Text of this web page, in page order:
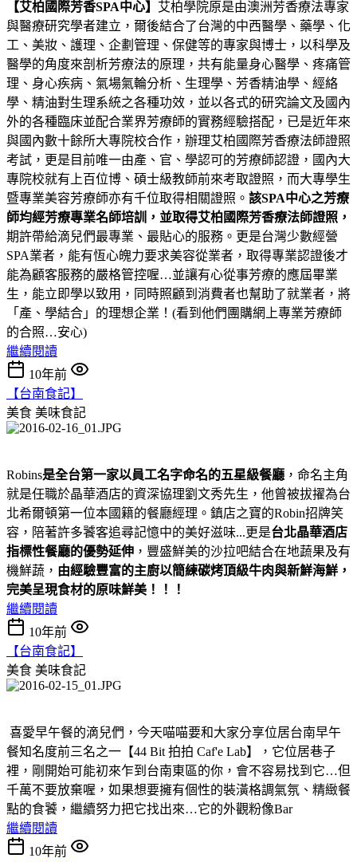
【艾柏國際芳香SPA中心】 艾柏學院原是由澳洲芳香療法專家
與醫療研究學者建立，爾後結合了台灣的中西醫學、藥學、化
工、美妝、護理、企劃管理、保健等的專家與博士，以科學及
醫學的角度來剖析芳療法的原理，共有能量身心醫學、疼痛管
理、身心疾病、氣場氣輪分析、生理學、芳香精油學、經絡
學、精油對生理系統之各種功效，並以各式的研究論文及國內
外的各種臨床並配合業界芳療師的實務經驗搭配，已是近年來
與國內數十餘所大專院校合作，辦理艾柏國際芳香療法師證照
考試，更是目前唯一由產、官、學認可的芳療師認證，國內大
專院校就有上百位博、碩士級教師前來考取證照，而大專學生
暨專業美容芳療師亦有千位取得相關證照。 該SPA中心之芳療
師均經芳療專業名師培訓，並取得艾柏國際芳香療法師證照，
期許帶給滴兒們最專業、最貼心的服務。更是台灣少數經營
SPA業者，能有恆心魄力要求美容從業者，取得專業認證後才
能為顧客服務的嚴格管控喔…並讓有心從事芳療的應屆畢業
生，能立即學以致用，同時照顧到消費者也幫助了就業者，將
「產、學結合」的理想企業！(看到他們團購網上專業芳療師
的合照…安心)
繼續閱讀
10年前
【台南食記】
美食 美味食記
Robins是全台第一家以員工名字命名的五星級餐廳 ，命名主角
就是任職於晶華酒店的資深協理劉文秀先生，他曾被拔擢為台
北希爾頓第一位本國籍的餐廳經理。鎮店之寶的Robin招牌笑
容，陪著許多饕客追尋記憶中的美好滋味...更是台北晶華酒店
指標性餐廳的優勢延伸 ，豐盛鮮美的沙拉吧結合在地蔬果及有
機鮮蔬， 由經驗豐富的主廚以簡練碳烤頂級牛肉與新鮮海鮮，
完美呈現食材的原味鮮美！！！
繼續閱讀
10年前
【台南食記】
美食 美味食記
喜愛早午餐的滴兒們，今天喵喵要和大家分享位居台南早午
餐知名度前三名之一【44 Bit 拍拍 Caf'e Lab】，它位居巷子
裡，剛開始可能初來乍到台南東區的你，會不容易找到它…但
千萬不要放棄喔，如果想要擁有個性的裝潢格調氣氛、精緻餐
點的食饕，繼續努力把它找出來…它的外觀粉像Bar
繼續閱讀
10年前